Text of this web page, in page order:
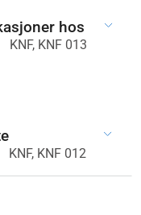
hos
KNF, KNF 013
KNF, KNF 012